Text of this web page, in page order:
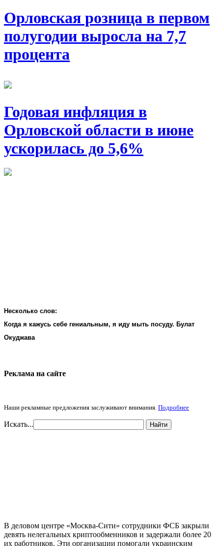
Орловская розница в первом
полугодии выросла на 7,7
процента
Годовая инфляция в
Орловской области в июне
ускорилась до 5,6%
Несколько слов:
Когда я кажусь себе гениальным, я иду мыть посуду. Булат
Окуджава
Реклама на cайте
Наши рекламные предложения заслуживают внимания. Подробнее
Искать... Найти
В деловом центре «Москва-Сити» сотрудники ФСБ закрыли
девять нелегальных криптообменников и задержали более 20
их работников. Эти организации помогали украинским